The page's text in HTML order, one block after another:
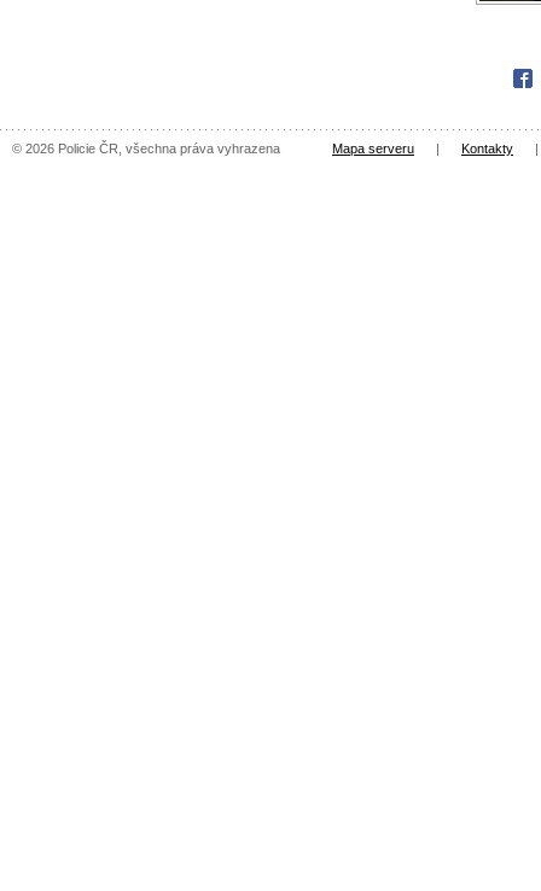
© 2026 Policie ČR, všechna práva vyhrazena Mapa serveru Kontakty